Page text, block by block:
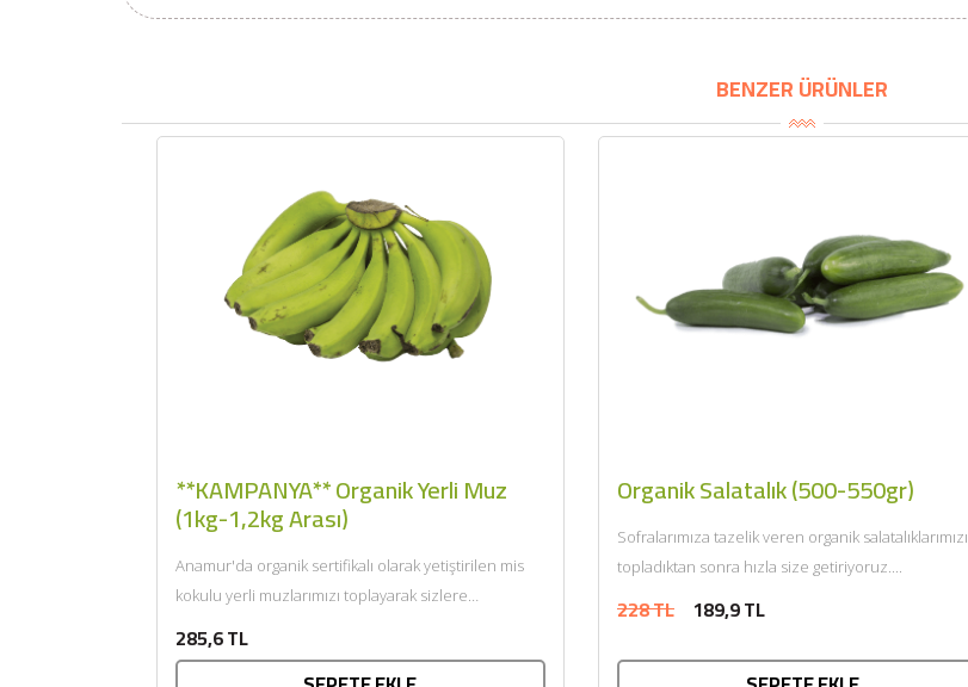
BENZER ÜRÜNLER
**KAMPANYA** Organik Yerli Muz
(1kg-1,2kg Arası)
Anamur'da organik sertifikalı olarak yetiştirilen mis
kokulu yerli muzlarımızı toplayarak sizlere
285,6 TL
Organik Salatalık (500-550gr)
Sofralarımıza tazelik veren organik salatalıklarımızı
topladıktan sonra hızla size getiriyoruz....
228 TL 189,9 TL